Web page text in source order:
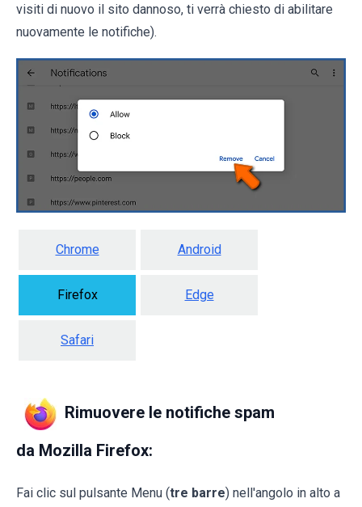
visiti di nuovo il sito dannoso, ti verrà chiesto di abilitare
nuovamente le notifiche).
Chrome Android
Firefox Edge
Safari
Rimuovere le notifiche spam
da Mozilla Firefox:
Fai clic sul pulsante Menu (tre barre) nell'angolo in alto a